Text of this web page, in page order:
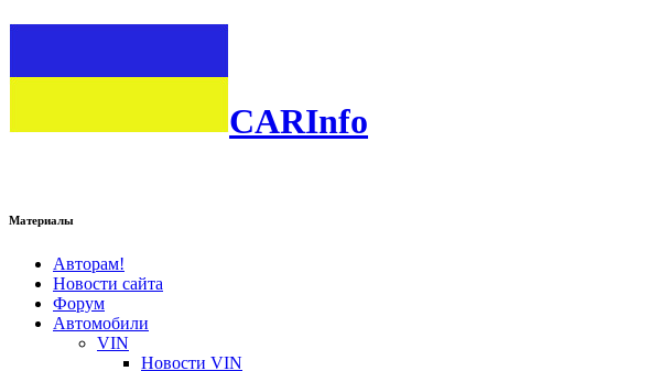
CARInfo
Материалы
Авторам!
Новости сайта
Форум
Автомобили
VIN
Новости VIN